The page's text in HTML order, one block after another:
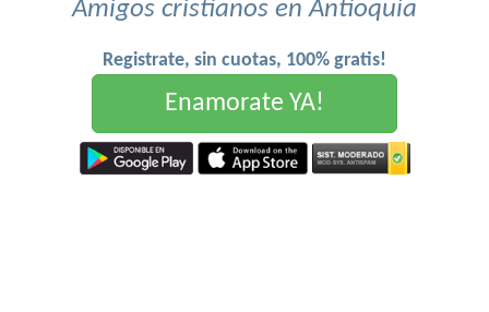
Amigos cristianos en Antioquia
Registrate, sin cuotas, 100% gratis!
Enamorate YA!